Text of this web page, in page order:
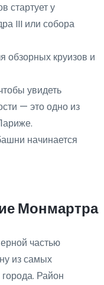
стартует у
III или собора
обзорных круизов и
увидеть
— это одно из
начинается
Монмартра
частью
из самых
Район